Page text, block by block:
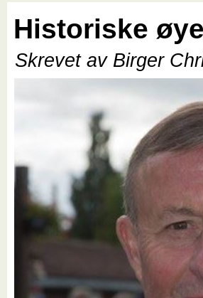
Historiske
Skrevet av Birger